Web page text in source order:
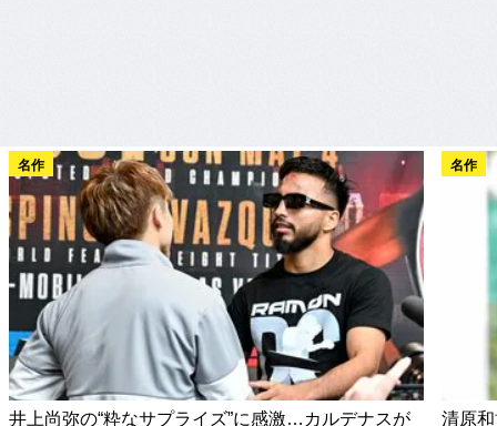
名作
井上尚弥の“粋なサプライズ”に感激…カルデナスが
名作
清原